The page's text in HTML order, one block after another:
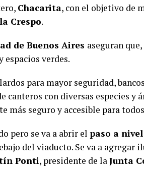
Chacarita, con el objetivo de
Crespo.
de Buenos Aires aseguran
verdes.
para mayor seguridad,
canteros con diversas especies y
más seguro y accesible para
pero se va a abrir el paso a nivel
del viaducto. Se va a agregar
Ponti, presidente de laJunta